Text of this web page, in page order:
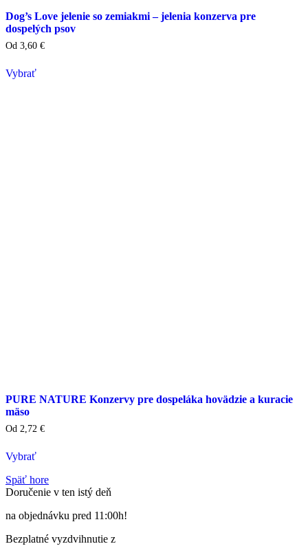
Dog’s Love jelenie so zemiakmi – jelenia konzerva pre
dospelých psov
Od 3,60 €
Vybrať
PURE NATURE Konzervy pre dospeláka hovädzie a kuracie
mäso
Od 2,72 €
Vybrať
výrobok
má
variantov.
si
Späť hore
Doručenie v ten istý deň
na objednávku pred 11:00h!
Bezplatné vyzdvihnutie z